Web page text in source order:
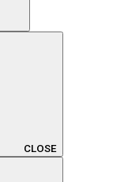
CLOSE